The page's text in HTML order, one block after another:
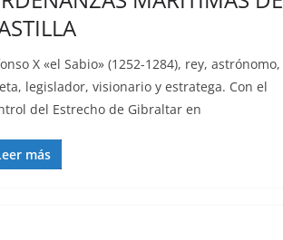
X «el Sabio» (1252-1284), rey, astrónomo,
legislador, visionario y estratega. Con el
del Estrecho de Gibraltar en
más